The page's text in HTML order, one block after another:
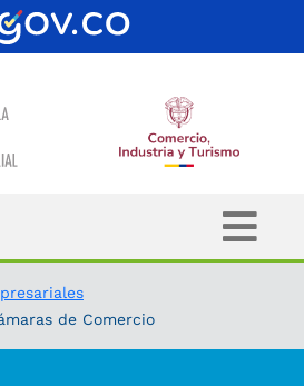
de Comercio